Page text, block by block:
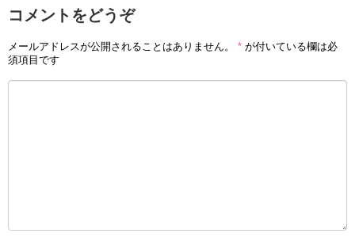
コメントをどうぞ
メールアドレスが公開されることはありません。 * が付いている欄は必
須項目です